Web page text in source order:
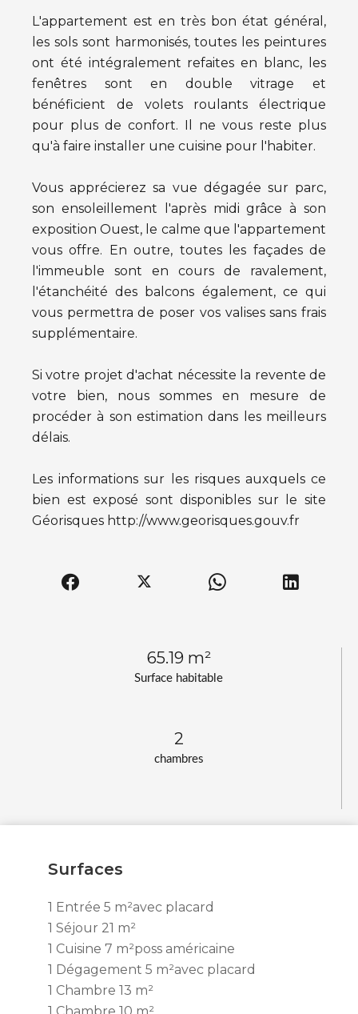
Surface habitable
65.19 m²
chambres
2
L'appartement est en très bon état général,
les sols sont harmonisés, toutes les peintures
ont été intégralement refaites en blanc, les
fenêtres sont en double vitrage et
bénéficient de volets roulants électrique
pour plus de confort. Il ne vous reste plus
qu'à faire installer une cuisine pour l'habiter.
Vous apprécierez sa vue dégagée sur parc,
son ensoleillement l'après midi grâce à son
exposition Ouest, le calme que l'appartement
vous offre. En outre, toutes les façades de
l'immeuble sont en cours de ravalement,
l'étanchéité des balcons également, ce qui
vous permettra de poser vos valises sans frais
supplémentaire.
Si votre projet d'achat nécessite la revente de
votre bien, nous sommes en mesure de
procéder à son estimation dans les meilleurs
délais.
Les informations sur les risques auxquels ce
bien est exposé sont disponibles sur le site
Géorisques http://www.georisques.gouv.fr
Surfaces
1 Entrée 5 m²avec placard
1 Séjour 21 m²
1 Cuisine 7 m²poss américaine
1 Dégagement 5 m²avec placard
1 Chambre 13 m²